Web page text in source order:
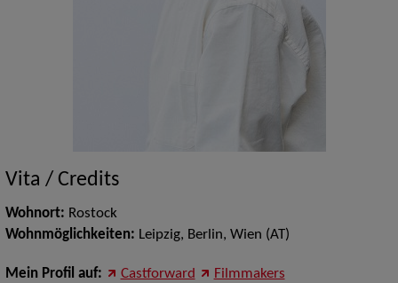
Vita / Credits
Wohnort: Rostock
Wohnmöglichkeiten: Leipzig, Berlin, Wien (AT)
Mein Profil auf: Castforward
Filmmakers